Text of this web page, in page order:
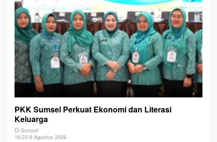
PKK Sumsel Perkuat Ekonomi dan Literasi
Keluarga
Di Sumsel
16:23-6 Agustus 2026